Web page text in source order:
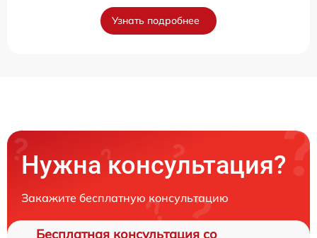
Узнать подробнее
Нужна консультация?
Закажите бесплатную консультацию
Бесплатная консультация со